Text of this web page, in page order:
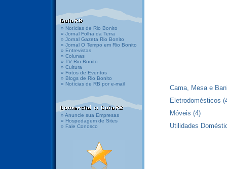
» Notícias de Rio Bonito
» Jornal Folha da Terra
» Jornal Gazeta Rio Bonito
» Jornal O Tempo em Rio Bonito
» Entrevistas
» Colunas
» TV Rio Bonito
» Cultura
» Fotos de Eventos
» Blogs de Rio Bonito
» Notícias de RB por e-mail
» Anuncie sua Empresas
» Hospedagem de Sites
» Fale Conosco
Cama, Mesa e
Eletrodomésticos
Móveis (4)
Utilidades